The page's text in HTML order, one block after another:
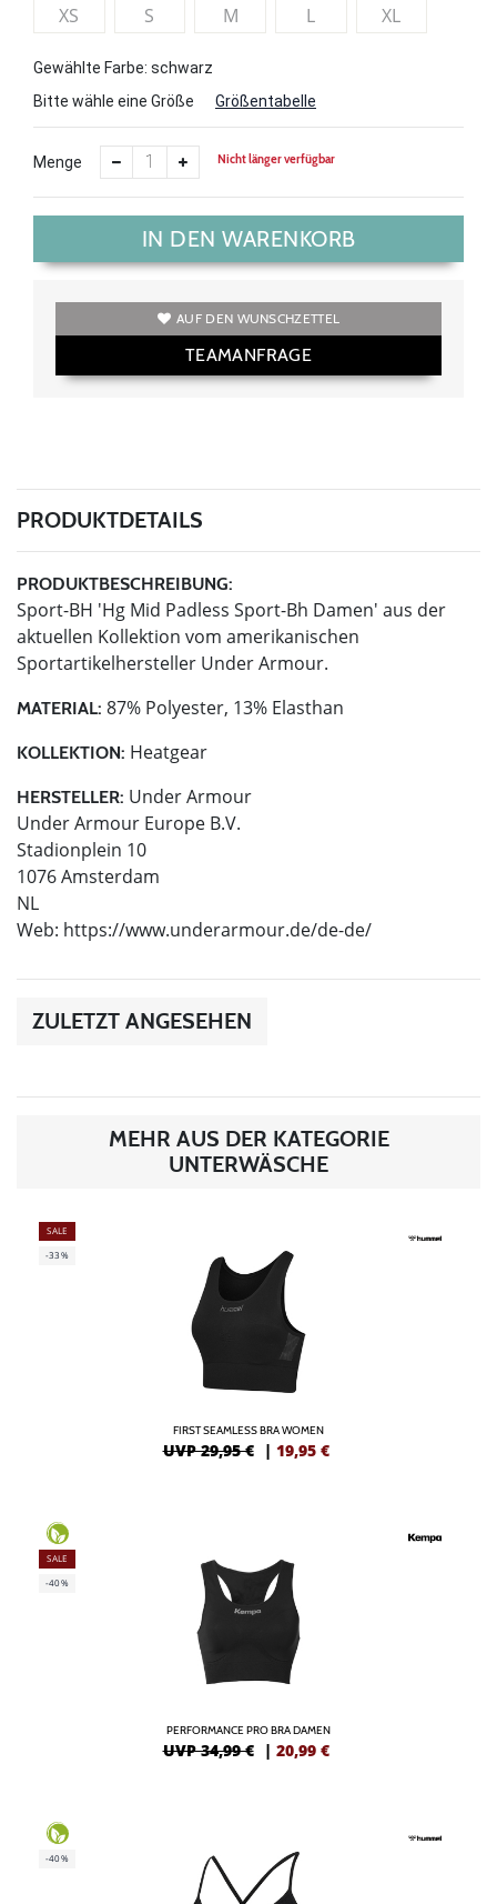
XS S M L XL
Gewählte Farbe: schwarz
Bitte wähle eine Größe
Größentabelle
Menge Nicht länger verfügbar
IN DEN WARENKORB
AUF DEN WUNSCHZETTEL
TEAMANFRAGE
PRODUKTDETAILS
PRODUKTBESCHREIBUNG:
Sport-BH 'Hg Mid Padless Sport-Bh Damen' aus der
aktuellen Kollektion vom amerikanischen
Sportartikelhersteller Under Armour.
MATERIAL: 87% Polyester, 13% Elasthan
KOLLEKTION: Heatgear
HERSTELLER: Under Armour
Under Armour Europe B.V.
Stadionplein 10
1076 Amsterdam
NL
Web: https://www.underarmour.de/de-de/
ZULETZT ANGESEHEN
MEHR AUS DER KATEGORIE
UNTERWÄSCHE
SALE
-33%
FIRST SEAMLESS BRA WOMEN
UVP 29,95 € | 19,95 €
SALE
-40%
PERFORMANCE PRO BRA DAMEN
UVP 34,99 € | 20,99 €
-40%